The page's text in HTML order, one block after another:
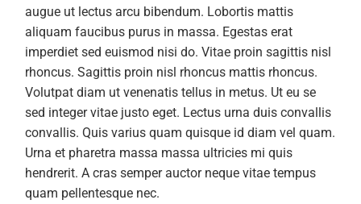
augue ut lectus arcu bibendum. Lobortis mattis
aliquam faucibus purus in massa. Egestas erat
imperdiet sed euismod nisi do. Vitae proin sagittis nisl
rhoncus. Sagittis proin nisl rhoncus mattis rhoncus.
Volutpat diam ut venenatis tellus in metus. Ut eu se
sed integer vitae justo eget. Lectus urna duis convallis
convallis. Quis varius quam quisque id diam vel quam.
Urna et pharetra massa massa ultricies mi quis
hendrerit. A cras semper auctor neque vitae tempus
quam pellentesque nec.